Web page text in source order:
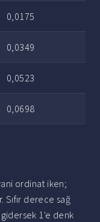
0,0175
0,0349
0,0523
0,0698
ordinat iken;
Sıfır derece sağ
1'e denk